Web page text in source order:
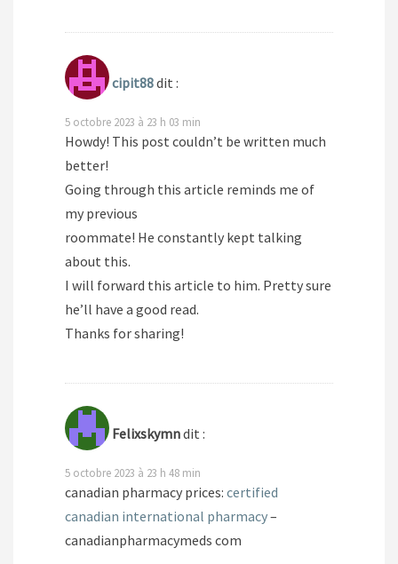
cipit88dit :
5 octobre 2023 à 23 h 03 min
Howdy! This post couldn’t be written much
better!
Going through this article reminds me of
my previous
roommate! He constantly kept talking
about this.
I will forward this article to him. Pretty sure
he’ll have a good read.
Thanks for sharing!
Felixskymndit :
5 octobre 2023 à 23 h 48 min
canadian pharmacy prices: certified
canadian international pharmacy–
canadianpharmacymeds com